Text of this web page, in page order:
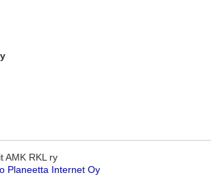
AMK RKL ry
Planeetta Internet Oy